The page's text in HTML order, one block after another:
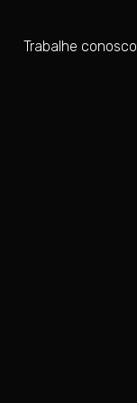
Trabalhe conosco